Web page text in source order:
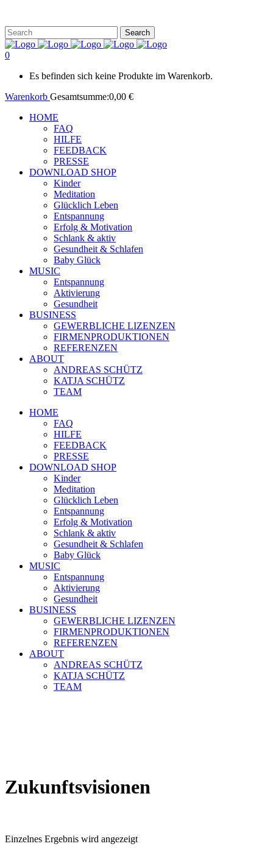
0
Es befinden sich keine Produkte im Warenkorb.
Warenkorb Gesamtsumme:0,00 €
HOME
FAQ
HILFE
FEEDBACK
PRESSE
DOWNLOAD SHOP
Kinder
Meditation
Glücklich Leben
Entspannung
Erfolg & Motivation
Schlank & aktiv
Gesundheit & Schlafen
Baby Glück
MUSIC
Entspannung
Aktivierung
Gesundheit
BUSINESS
GEWERBLICHE LIZENZEN
FIRMENPRODUKTIONEN
REFERENZEN
ABOUT
ANDREAS SCHÜTZ
KATJA SCHÜTZ
TEAM
HOME
FAQ
HILFE
FEEDBACK
PRESSE
DOWNLOAD SHOP
Kinder
Meditation
Glücklich Leben
Entspannung
Erfolg & Motivation
Schlank & aktiv
Gesundheit & Schlafen
Baby Glück
MUSIC
Entspannung
Aktivierung
Gesundheit
BUSINESS
GEWERBLICHE LIZENZEN
FIRMENPRODUKTIONEN
REFERENZEN
ABOUT
ANDREAS SCHÜTZ
KATJA SCHÜTZ
TEAM
Zukunftsvisionen
Einzelnes Ergebnis wird angezeigt